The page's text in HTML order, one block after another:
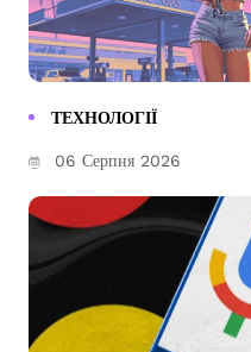
ТЕХНОЛОГІЇ
06 Серпня 2026